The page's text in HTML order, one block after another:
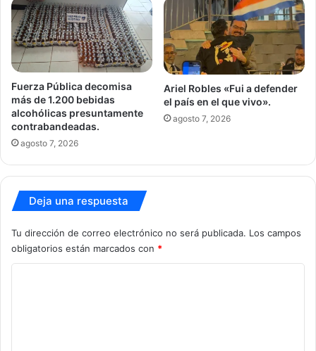
Fuerza Pública decomisa
más de 1.200 bebidas
alcohólicas presuntamente
contrabandeadas.
agosto 7, 2026
Ariel Robles «Fui a defender
el país en el que vivo».
agosto 7, 2026
Deja una respuesta
Tu dirección de correo electrónico no será publicada. Los campos
obligatorios están marcados con *